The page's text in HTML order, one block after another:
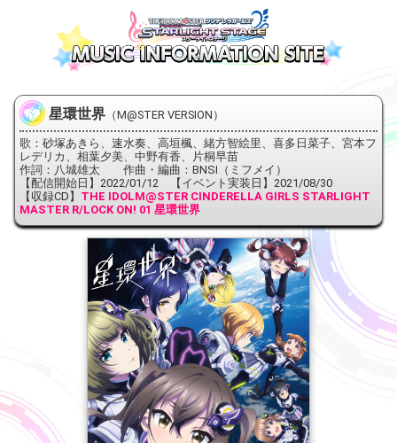
星環世界 （M@STER VERSION）
歌：砂塚あきら、速水奏、高垣楓、緒方智絵里、喜多日菜子、宮本フ
レデリカ、相葉夕美、中野有香、片桐早苗
作詞：八城雄太 作曲・編曲：BNSI（ミフメイ）
【配信開始日】2022/01/12 【イベント実装日】2021/08/30
【収録CD】 THE IDOLM@STER CINDERELLA GIRLS STARLIGHT
MASTER R/LOCK ON! 01 星環世界